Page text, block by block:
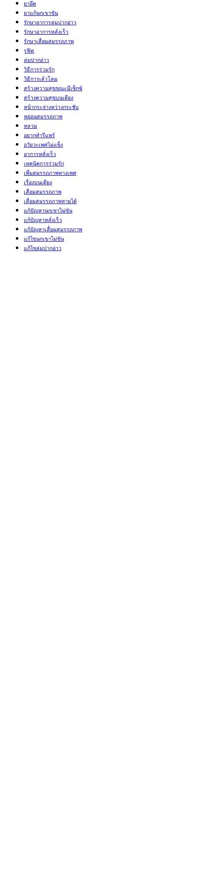
ยาอึด
ยาแก้นกเขาขัน
รักษาอาการล่มปากอ่าว
รักษาอาการหลั่งเร็ว
รักษาเสื่อมสมรรถภาพ
รูฟิต
ล่มปากอ่าว
วิธีการร่วมรัก
วิธีการเล้าโลม
สร้างความสุขขณะมีเซ็กซ์
สร้างความสุขบนเตียง
หน้ากระจ่างหว่างกระชับ
หย่อนสมรรถภาพ
หลวม
อยากทำรีแพร์
อวัยวะเพศไม่แข็ง
อาการหลั่งเร็ว
เทคนิคการร่วมรัก
เพื่มสมรรถภาพทางเพศ
เรื่องบนเตียง
เสื่อมสมรรถภาพ
เสื่อมสมรรถภาพหายได้
แก้ปัญหานกเขาไม่ขัน
แก้ปัญหาหลั่งเร็ว
แก้ปัญหาเสื่่อมสมรรถภาพ
แก้ไขนกเขาไม่ขัน
แก้ไขล่มปากอ่าว